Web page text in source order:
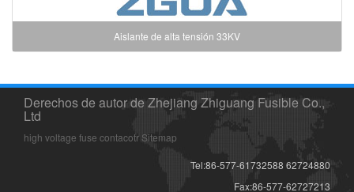
Aislante de alta tensión 33KV
Derechos de autor de Zhejiang Zhiguang Fusible Co.,
Ltd
high voltage fuse contacotr Sitemap
Tel:86-577-61732588 62724880
Fax:86-577-62727213